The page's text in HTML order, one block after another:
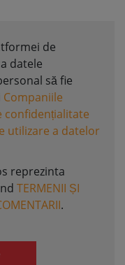
de
datele
să fie
Companiile
confidențialitate
utilizare a datelor
reprezinta
TERMENII ȘI
.